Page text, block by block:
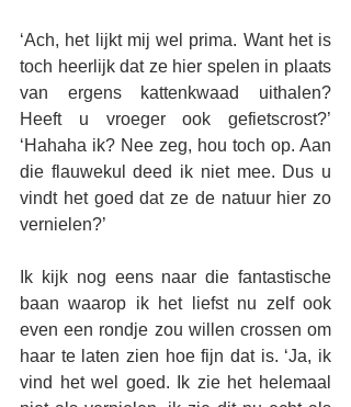
‘Ach, het lijkt mij wel prima. Want het is
toch heerlijk dat ze hier spelen in plaats
van ergens kattenkwaad uithalen?
Heeft u vroeger ook gefietscrost?’
‘Hahaha ik? Nee zeg, hou toch op. Aan
die flauwekul deed ik niet mee. Dus u
vindt het goed dat ze de natuur hier zo
vernielen?’
Ik kijk nog eens naar die fantastische
baan waarop ik het liefst nu zelf ook
even een rondje zou willen crossen om
haar te laten zien hoe fijn dat is. ‘Ja, ik
vind het wel goed. Ik zie het helemaal